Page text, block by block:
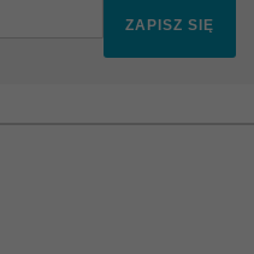
ZAPISZ SIĘ